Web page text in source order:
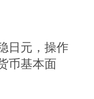
日元，操作
币基本面